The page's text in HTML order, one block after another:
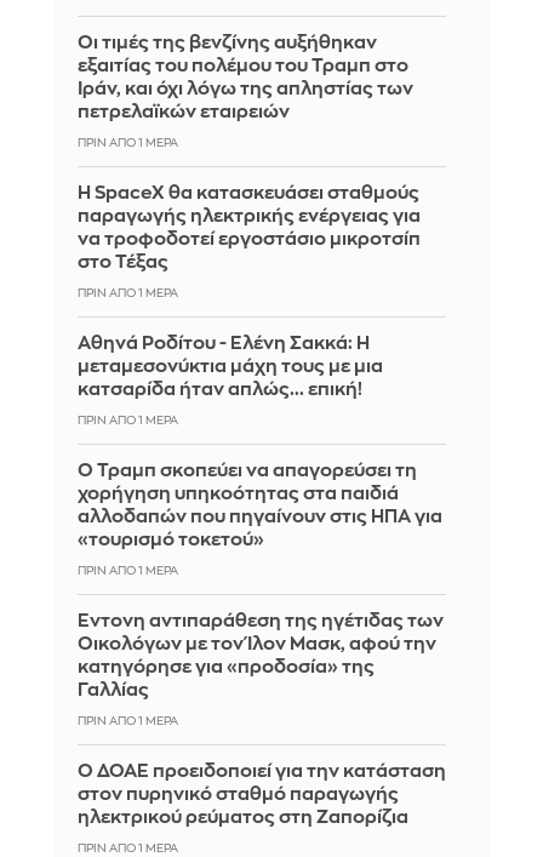
Οι τιμές της βενζίνης αυξήθηκαν
εξαιτίας του πολέμου του Τραμπ στο
Ιράν, και όχι λόγω της απληστίας των
πετρελαϊκών εταιρειών
ΠΡΙΝ ΑΠΌ 1 ΜΈΡΑ
Η SpaceX θα κατασκευάσει σταθμούς
παραγωγής ηλεκτρικής ενέργειας για
να τροφοδοτεί εργοστάσιο μικροτσίπ
στο Τέξας
ΠΡΙΝ ΑΠΌ 1 ΜΈΡΑ
Αθηνά Ροδίτου - Ελένη Σακκά: Η
μεταμεσονύκτια μάχη τους με μια
κατσαρίδα ήταν απλώς... επική!
ΠΡΙΝ ΑΠΌ 1 ΜΈΡΑ
Ο Τραμπ σκοπεύει να απαγορεύσει τη
χορήγηση υπηκοότητας στα παιδιά
αλλοδαπών που πηγαίνουν στις ΗΠΑ για
«τουρισμό τοκετού»
ΠΡΙΝ ΑΠΌ 1 ΜΈΡΑ
Έντονη αντιπαράθεση της ηγέτιδας των
Οικολόγων με τον Ίλον Μασκ, αφού την
κατηγόρησε για «προδοσία» της
Γαλλίας
ΠΡΙΝ ΑΠΌ 1 ΜΈΡΑ
Ο ΔΟΑΕ προειδοποιεί για την κατάσταση
στον πυρηνικό σταθμό παραγωγής
ηλεκτρικού ρεύματος στη Ζαπορίζια
ΠΡΙΝ ΑΠΌ 1 ΜΈΡΑ